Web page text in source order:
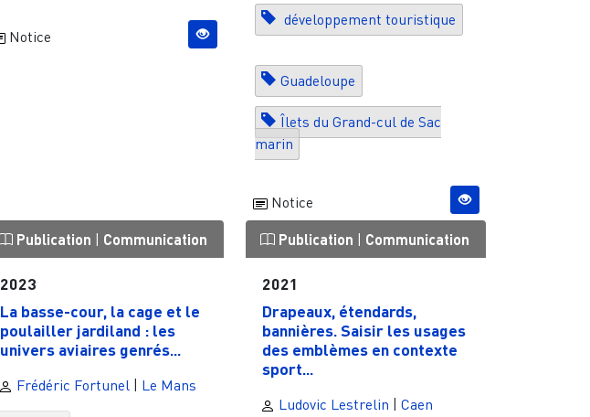
Notice
développement touristique
Guadeloupe
Îlets du Grand-cul de Sac
marin
Notice
Publication Communication
2023
La basse-cour, la cage et le
poulailler jardiland : les
univers aviaires genrés...
Frédéric Fortunel| Le Mans
Publication Communication
2021
Drapeaux, étendards,
bannières. Saisir les usages
des emblèmes en contexte
sport...
Ludovic Lestrelin Caen